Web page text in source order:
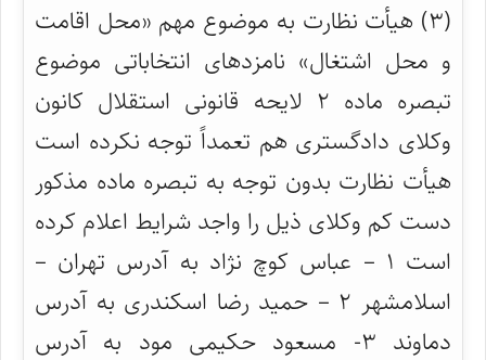
(۳) هیأت نظارت به موضوع مهم «محل اقامت
و محل اشتغال» نامزدهای انتخاباتی موضوع
تبصره ماده ۲ لایحه قانونی استقلال کانون
وکلای دادگستری هم تعمداً توجه نکرده است
هیأت نظارت بدون توجه به تبصره ماده مذکور
دست کم وکلای ذیل را واجد شرایط اعلام کرده
است ۱ – عباس کوچ نژاد به آدرس تهران –
اسلامشهر ۲ – حمید رضا اسکندری به آدرس
دماوند ۳- مسعود حکیمی مود به آدرس